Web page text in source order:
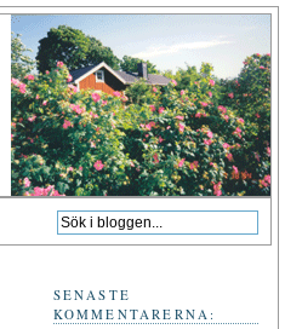
SENASTE
KOMMENTARERNA: